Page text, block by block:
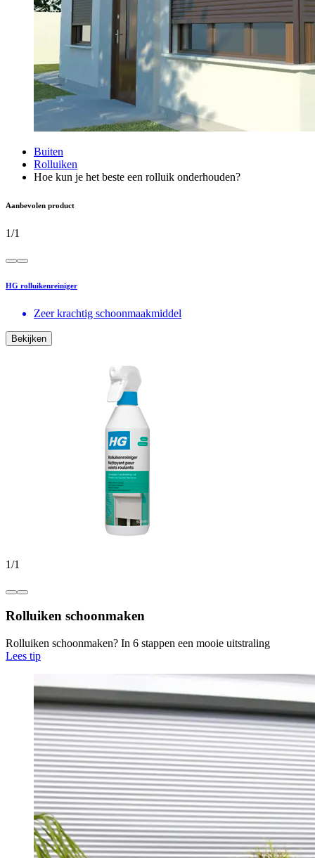
Buiten
Rolluiken
Hoe kun je het beste een rolluik onderhouden?
Aanbevolen product
1/1
HG rolluikenreiniger
Zeer krachtig schoonmaakmiddel
Bekijken
1/1
Rolluiken schoonmaken
Rolluiken schoonmaken? In 6 stappen een mooie uitstraling
Lees tip